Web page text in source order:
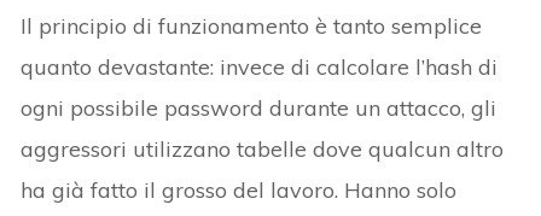
Il principio di funzionamento è tanto semplice
quanto devastante: invece di calcolare l’hash di
ogni possibile password durante un attacco, gli
aggressori utilizzano tabelle dove qualcun altro
ha già fatto il grosso del lavoro. Hanno solo